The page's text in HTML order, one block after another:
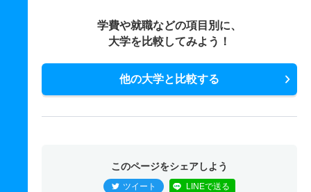
学費や就職などの項目別に、
大学を比較してみよう！
他の大学と比較する
このページをシェアしよう
ツイート LINEで送る